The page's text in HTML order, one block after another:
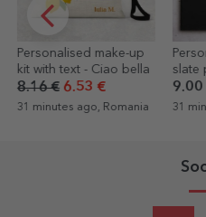
up
bella
Personalised engraved
slate plaque with text -
Family
9.00 €
31 minutes ago, Romania